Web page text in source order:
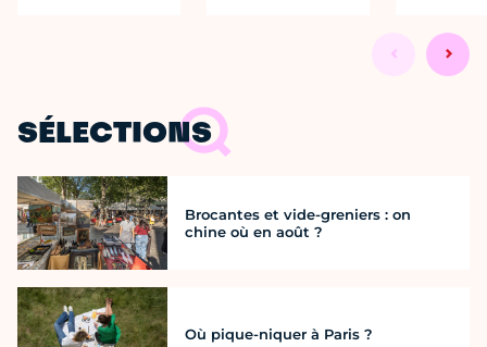
SÉLECTIONS
Brocantes et vide-greniers : on
chine où en août ?
Où pique-niquer à Paris ?